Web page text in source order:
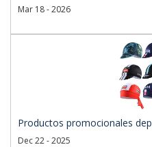
Mar 18 - 2026
Productos promocionales
Dec 22 - 2025